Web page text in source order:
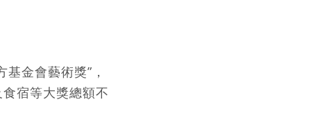
金會藝術獎”，
宿等大獎總額不